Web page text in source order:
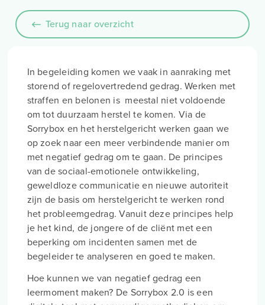
Terug naar overzicht
In begeleiding komen we vaak in aanraking met
storend of regelovertredend gedrag. Werken met
straffen en belonen is meestal niet voldoende
om tot duurzaam herstel te komen. Via de
Sorrybox en het herstelgericht werken gaan we
op zoek naar een meer verbindende manier om
met negatief gedrag om te gaan. De principes
van de sociaal-emotionele ontwikkeling,
geweldloze communicatie en nieuwe autoriteit
zijn de basis om herstelgericht te werken rond
het probleemgedrag. Vanuit deze principes help
je het kind, de jongere of de cliënt met een
beperking om incidenten samen met de
begeleider te analyseren en goed te maken.
Hoe kunnen we van negatief gedrag een
leermoment maken? De Sorrybox 2.0 is een